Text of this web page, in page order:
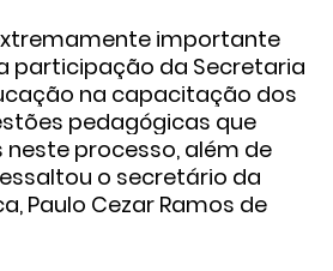
importante
participação da Secretaria
na capacitação dos
pedagógicas que
processo, além de
o secretário da
Paulo Cezar Ramos de